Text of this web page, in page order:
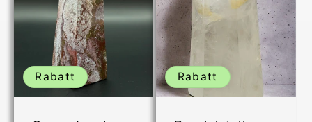
Title
Title
Title
Title
Rabatt Rabatt